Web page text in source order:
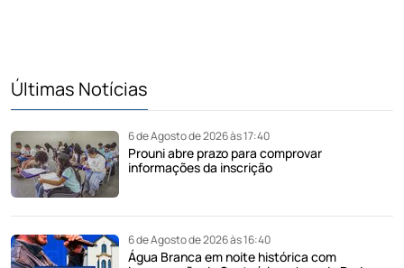
Últimas Notícias
6 de Agosto de 2026 às 17:40
Prouni abre prazo para comprovar
informações da inscrição
6 de Agosto de 2026 às 16:40
Água Branca em noite histórica com